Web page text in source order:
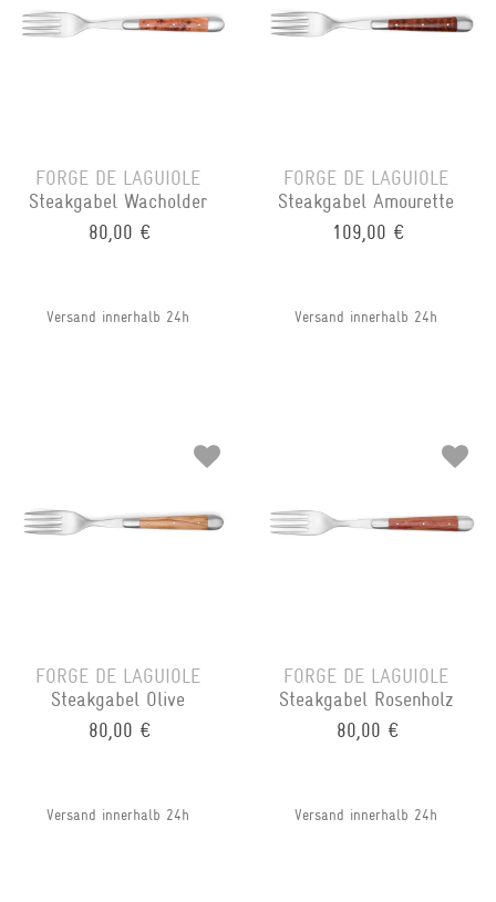
FORGE DE LAGUIOLE
Steakgabel Wacholder
80,00 €
Versand innerhalb 24h
FORGE DE LAGUIOLE
Steakgabel Amourette
109,00 €
Versand innerhalb 24h
FORGE DE LAGUIOLE
Steakgabel Olive
80,00 €
Versand innerhalb 24h
FORGE DE LAGUIOLE
Steakgabel Rosenholz
80,00 €
Versand innerhalb 24h